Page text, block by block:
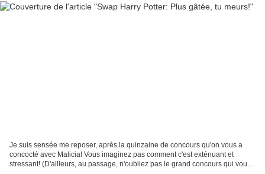
Je suis sensée me reposer, après la quinzaine de concours qu'on vous a
concocté avec Malicia! Vous imaginez pas comment c'est exténuant et
stressant! (D'ailleurs, au passage, n'oubliez pas le grand concours qui vous